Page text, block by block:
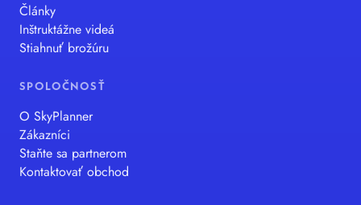
Články
Inštruktážne videá
Stiahnuť brožúru
SPOLOČNOSŤ
O SkyPlanner
Zákazníci
Staňte sa partnerom
Kontaktovať obchod